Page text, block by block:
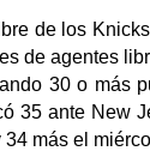
de los
de agentes
30 o más
35 ante New
más el